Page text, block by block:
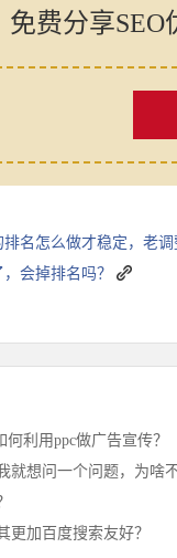
免费分享SEO
名怎么做才稳定，老调
会掉排名吗？
利用ppc做广告宣传？
更加百度搜索友好？